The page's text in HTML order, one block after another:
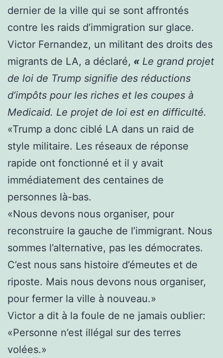
dernier de la ville qui se sont affrontés
contre les raids d’immigration sur glace.
Victor Fernandez, un militant des droits des
migrants de LA, a déclaré, « Le grand projet
de loi de Trump signifie des réductions
d’impôts pour les riches et les coupes à
Medicaid. Le projet de loi est en difficulté.
«Trump a donc ciblé LA dans un raid de
style militaire. Les réseaux de réponse
rapide ont fonctionné et il y avait
immédiatement des centaines de
personnes là-bas.
«Nous devons nous organiser, pour
reconstruire la gauche de l’immigrant. Nous
sommes l’alternative, pas les démocrates.
C’est nous sans histoire d’émeutes et de
riposte. Mais nous devons nous organiser,
pour fermer la ville à nouveau.»
Victor a dit à la foule de ne jamais oublier:
«Personne n’est illégal sur des terres
volées.»